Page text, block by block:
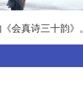
会真诗三十韵》。